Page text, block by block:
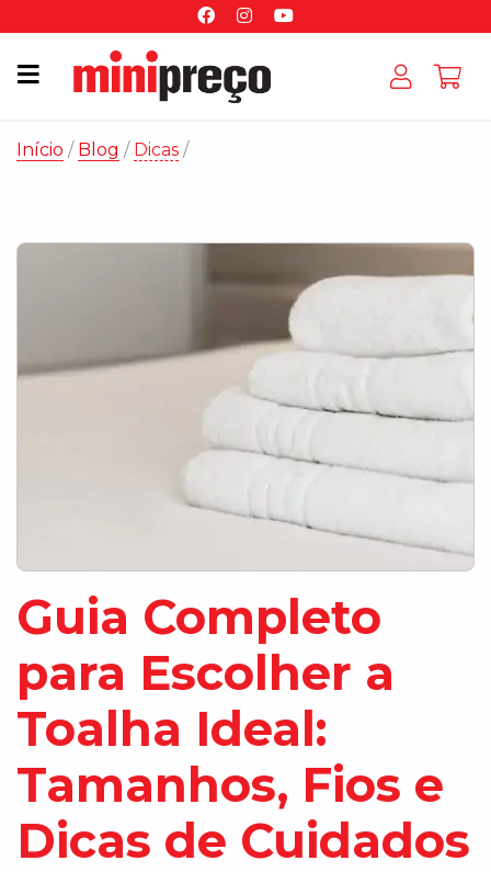
Início / Blog / Dicas
Guia Completo
para Escolher a
Toalha Ideal:
Tamanhos, Fios e
Dicas de Cuidados